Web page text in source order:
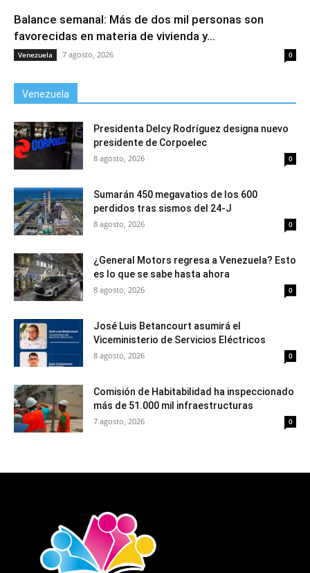
Balance semanal: Más de dos mil personas son
favorecidas en materia de vivienda y...
Venezuela 7 agosto, 2026 0
Venezuela
Presidenta Delcy Rodríguez designa nuevo
presidente de Corpoelec
8 agosto, 2026 0
Sumarán 450 megavatios de los 600
perdidos tras sismos del 24-J
8 agosto, 2026 0
¿General Motors regresa a Venezuela? Esto
es lo que se sabe hasta ahora
8 agosto, 2026 0
José Luis Betancourt asumirá el
Viceministerio de Servicios Eléctricos
8 agosto, 2026 0
Comisión de Habitabilidad ha inspeccionado
más de 51.000 mil infraestructuras
7 agosto, 2026 0